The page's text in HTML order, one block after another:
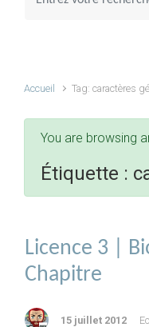
Accueil Tag: caractères
You are browsing
Étiquette :
Licence 3 |
Chapitre
15 juillet 2012